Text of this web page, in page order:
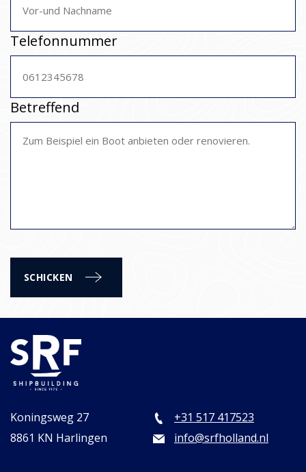
Betreffend
Telefonnummer
Koningsweg 27
8861 KN Harlingen
+31 517 417523
info@srfholland.nl